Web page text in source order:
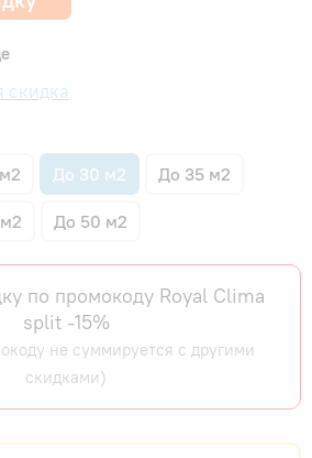
скидка
До 30 м2 До 35 м2
До 50 м2
по промокоду Royal Clima
split -15%
не суммируется с другими
скидками)